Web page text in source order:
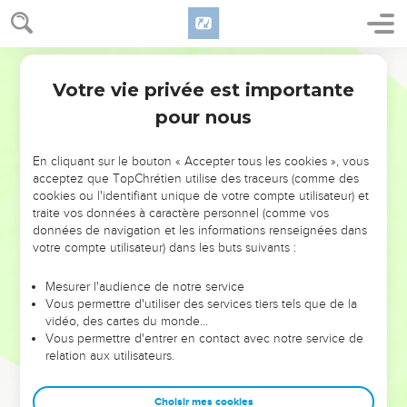
NE MANQUEZ PAS L’ÉVÉNEMENT
DE L’ANNÉE !
ET SI LEURS ERREURS POUVAIENT VOUS ÉVITER LES
VOTRES ?
leur foi ou leur vision. Mais on voit moins les doutes, les erreurs
et les saisons difficiles qu'ils ont traversés, alors même que ce
sont elles qui les ont façonnés.
Dans cette conférence, leaders, entrepreneurs, et responsables
clés pour avancer avec plus de sagesse afin que leurs erreurs
Votre vie privée est importante
pour nous
En cliquant sur le bouton « Accepter tous les cookies », vous
acceptez que TopChrétien utilise des traceurs (comme des
cookies ou l'identifiant unique de votre compte utilisateur) et
traite vos données à caractère personnel (comme vos
données de navigation et les informations renseignées dans
votre compte utilisateur) dans les buts suivants :
Mesurer l'audience de notre service
Vous permettre d'utiliser des services tiers tels que de la
vidéo, des cartes du monde…
Vous permettre d'entrer en contact avec notre service de
relation aux utilisateurs.
Choisir mes cookies